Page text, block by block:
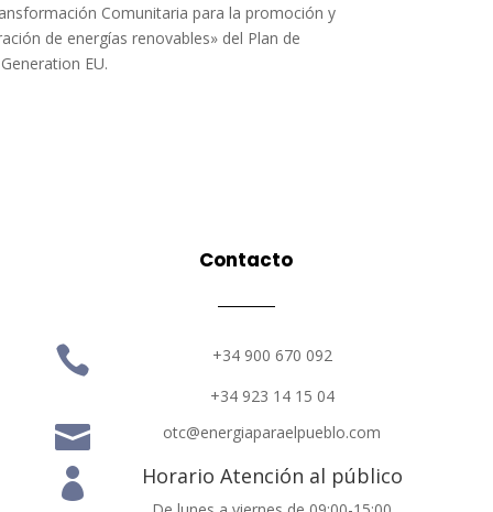
Comunitaria para la promoción y
de energías renovables» del Plan de
EU.
Contacto

+34 900 670 092
+34 923 14 15 04
 otc@energiaparaelpueblo.com
 Horario Atención al público